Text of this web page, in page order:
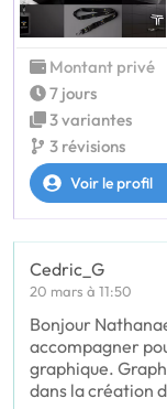
Montant privé
7 jours
3 variantes
3 révisions
Voir le profil
Cedric_G
20 mars à 11:50
Bonjour
accompagner
graphique.
dans la création